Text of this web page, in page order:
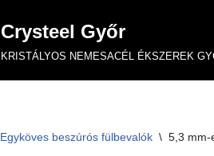
Crysteel Győr
KRISTÁLYOS NEMESACÉL ÉKSZEREK
Egyköves beszúrós fülbevalók \ 5,3 mm-